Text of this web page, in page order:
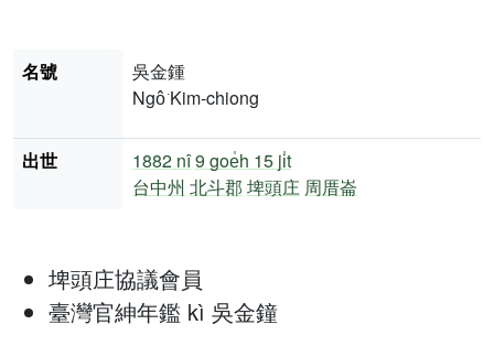
埤頭庄協議會員
臺灣官紳年鑑 kì 吳金鐘
名號
吳金鍾
Ngô͘ Kim-chiong
出世 1882 nî9 goe̍h 15 ji̍t
台中州 北斗郡 埤頭庄 周厝崙